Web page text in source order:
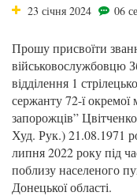
23 січня 2024 06
Прошу присвоїти
військовослужбовцю
відділення 1
сержанту 72-ї окремої
запорожців”
Худ. Рук.) 21.08.1971
липня 2022 року під
поблизу населеного
Донецької області.